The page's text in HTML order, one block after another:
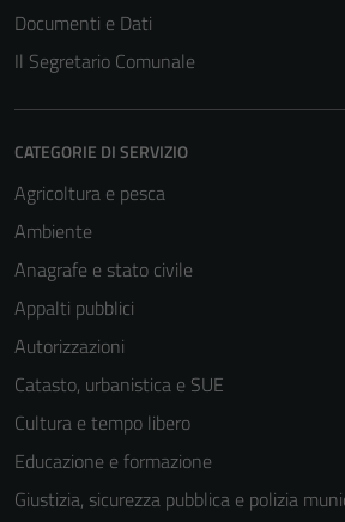
Documenti e Dati
Il Segretario Comunale
CATEGORIE DI SERVIZIO
Agricoltura e pesca
Ambiente
Anagrafe e stato civile
Appalti pubblici
Autorizzazioni
Catasto, urbanistica e SUE
Cultura e tempo libero
Educazione e formazione
Giustizia, sicurezza pubblica e polizia